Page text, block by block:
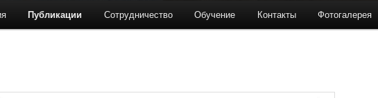
Публикации Сотрудничество Обучение Контакты Фотогалерея